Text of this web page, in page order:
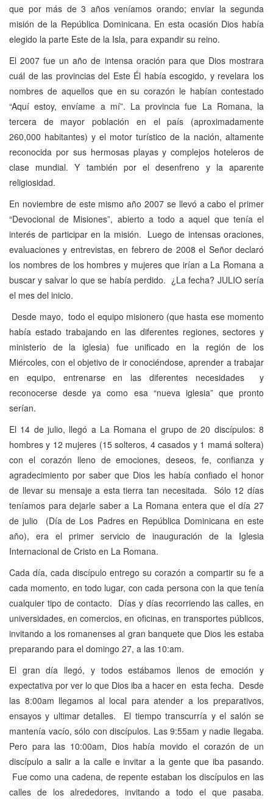
que por más de 3 años veníamos orando; enviar la segunda
misión de la República Dominicana. En esta ocasión Dios había
elegido la parte Este de la Isla, para expandir su reino.
El 2007 fue un año de intensa oración para que Dios mostrara
cuál de las provincias del Este Él había escogido, y revelara los
nombres de aquellos que en su corazón le habían contestado
“Aquí estoy, envíame a mí”. La provincia fue La Romana, la
tercera de mayor población en el país (aproximadamente
260,000 habitantes) y el motor turístico de la nación, altamente
reconocida por sus hermosas playas y complejos hoteleros de
clase mundial. Y también por el desenfreno y la aparente
religiosidad.
En noviembre de este mismo año 2007 se llevó a cabo el primer
“Devocional de Misiones”, abierto a todo a aquel que tenía el
interés de participar en la misión. Luego de intensas oraciones,
evaluaciones y entrevistas, en febrero de 2008 el Señor declaró
los nombres de los hombres y mujeres que irían a La Romana a
buscar y salvar lo que se había perdido. ¿La fecha? JULIO sería
el mes del inicio.
Desde mayo, todo el equipo misionero (que hasta ese momento
había estado trabajando en las diferentes regiones, sectores y
ministerio de la iglesia) fue unificado en la región de los
Miércoles, con el objetivo de ir conociéndose, aprender a trabajar
en equipo, entrenarse en las diferentes necesidades y
reconocerse desde ya como esa “nueva iglesia” que pronto
serían.
El 14 de julio, llegó a La Romana el grupo de 20 discípulos: 8
hombres y 12 mujeres (15 solteros, 4 casados y 1 mamá soltera)
con el corazón lleno de emociones, deseos, fe, confianza y
agradecimiento por saber que Dios les había confiado el honor
de llevar su mensaje a esta tierra tan necesitada. Sólo 12 días
teníamos para dejarle saber a La Romana entera que el día 27
de julio (Día de Los Padres en República Dominicana en este
año), era el primer servicio de inauguración de la Iglesia
Internacional de Cristo en La Romana.
Cada día, cada discípulo entrego su corazón a compartir su fe a
cada momento, en todo lugar, con cada persona con la que tenía
cualquier tipo de contacto. Días y días recorriendo las calles, en
universidades, en comercios, en oficinas, en transportes públicos,
invitando a los romanenses al gran banquete que Dios les estaba
preparando para el domingo 27, a las 10:am.
El gran día llegó, y todos estábamos llenos de emoción y
expectativa por ver lo que Dios iba a hacer en esta fecha. Desde
las 8:00am llegamos al local para atender a los preparativos,
ensayos y ultimar detalles. El tiempo transcurría y el salón se
mantenía vacío, sólo con discípulos. Las 9:55am y nadie llegaba.
Pero para las 10:00am, Dios había movido el corazón de un
discípulo a salir a la calle e invitar a la gente que iba pasando.
Fue como una cadena, de repente estaban los discípulos en las
calles de los alrededores, invitando a todo el que pasaba.